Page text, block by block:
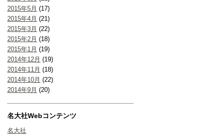
2015年5月 (17)
2015年4月 (21)
2015年3月 (22)
2015年2月 (18)
2015年1月 (19)
2014年12月 (19)
2014年11月 (18)
2014年10月 (22)
2014年9月 (20)
名大社Webコンテンツ
名大社